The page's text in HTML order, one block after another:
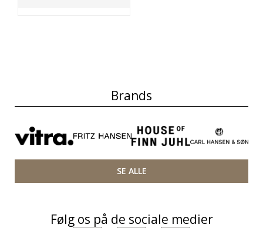
Brands
SE ALLE
Følg os på de sociale medier